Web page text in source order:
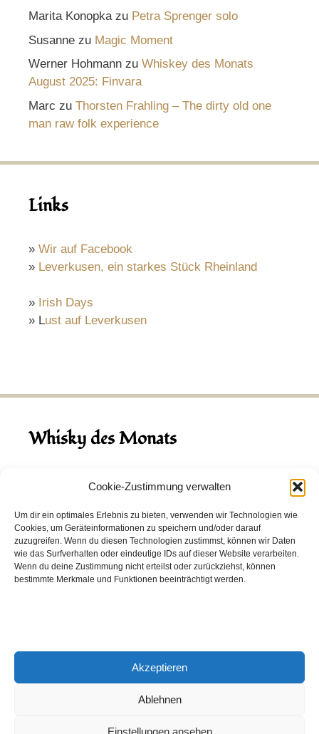
Cookie-Zustimmung verwalten
Um dir ein optimales Erlebnis zu bieten, verwenden wir Technologien wie
Cookies, um Geräteinformationen zu speichern und/oder darauf
zuzugreifen. Wenn du diesen Technologien zustimmst, können wir Daten
wie das Surfverhalten oder eindeutige IDs auf dieser Website verarbeiten.
Wenn du deine Zustimmung nicht erteilst oder zurückziehst, können
bestimmte Merkmale und Funktionen beeinträchtigt werden.
Akzeptieren
Ablehnen
Einstellungen ansehen
Marita Konopkazu Petra Sprenger solo
Susanne zu Magic Moment
Werner Hohmann zu Whiskey des Monats
August 2025: Finvara
Marc zu Thorsten Frahling – The dirty old one
man raw folk experience
Links
» Wir auf Facebook
» Leverkusen, ein starkes Stück Rheinland
» Irish Days
» Lust auf Leverkusen
Whisky des Monats
August 2026
Hinch Double Wood
Destillerie:Hinch(Irland)
Single Malt, 43.0%
Peated: Nein
Entdecke viele weitere Whiskysin unserem
in den Whiskys des Monats.